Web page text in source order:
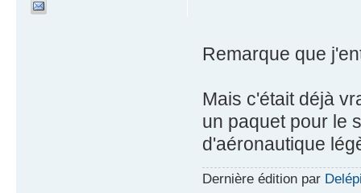
Remarque que
Mais c'était déjà
un paquet pour le
d'aéronautique
Dernière édition par